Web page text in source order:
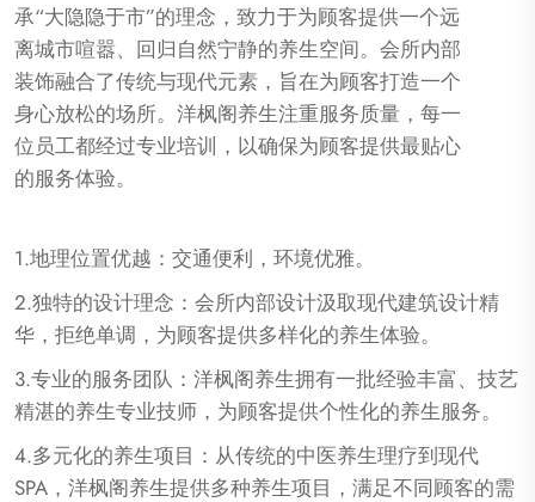
承“大隐隐于市”的理念，致力于为顾客提供一个远
离城市喧嚣、回归自然宁静的养生空间。会所内部
装饰融合了传统与现代元素，旨在为顾客打造一个
身心放松的场所。洋枫阁养生注重服务质量，每一
位员工都经过专业培训，以确保为顾客提供最贴心
的服务体验。
1.地理位置优越：交通便利，环境优雅。
2.独特的设计理念：会所内部设计汲取现代建筑设计精
华，拒绝单调，为顾客提供多样化的养生体验。
3.专业的服务团队：洋枫阁养生拥有一批经验丰富、技艺
精湛的养生专业技师，为顾客提供个性化的养生服务。
4.多元化的养生项目：从传统的中医养生理疗到现代
SPA，洋枫阁养生提供多种养生项目，满足不同顾客的需